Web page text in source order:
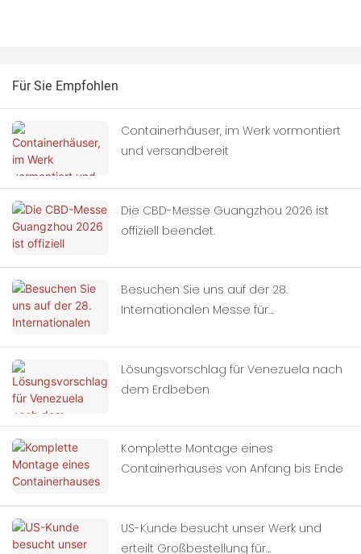
Für Sie Empfohlen
Containerhäuser, im Werk vormontiert
und versandbereit
Die CBD-Messe Guangzhou 2026 ist
offiziell beendet.
Besuchen Sie uns auf der 28.
Internationalen Messe für
(Guangzhou).
Lösungsvorschlag für Venezuela nach
dem Erdbeben
Komplette Montage eines
Containerhauses von Anfang bis Ende
US-Kunde besucht unser Werk und
erteilt Großbestellung für